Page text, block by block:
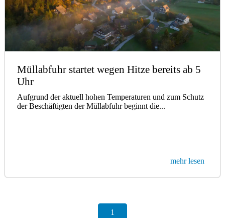
Müllabfuhr startet wegen Hitze bereits ab 5
Uhr
Aufgrund der aktuell hohen Temperaturen und zum Schutz
der Beschäftigten der Müllabfuhr beginnt die...
mehr lesen
1